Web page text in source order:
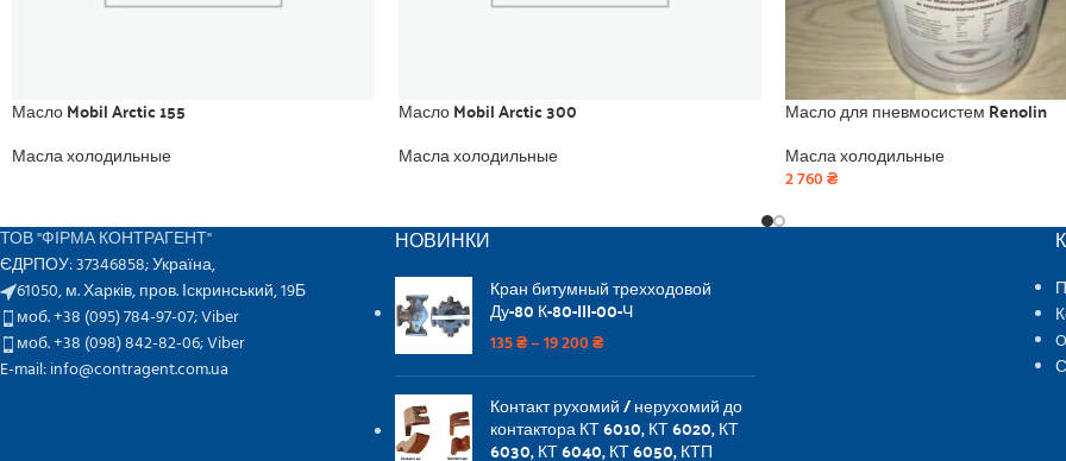
Масло Mobil Arctic 155
Масла холодильные
Масло Mobil Arctic 300
Масла холодильные
Масло для пневмосистем Renolin
Масла холодильные
2 760₴
ТОВ "ФІРМА КОНТРАГЕНТ"
ЄДРПОУ: 37346858; Україна,
61050, м. Харків, пров. Іскринський, 19Б
моб. +38 (095) 784-97-07;Viber
моб. +38 (098) 842-82-06;Viber
E-mail: info@contragent.com.ua
НОВИНКИ
Кран битумный трехходовой
Ду-80 К-80-III-00-Ч
135₴–19 200₴
Контакт рухомий / нерухомий до
контактора КТ 6010, КТ 6020, КТ
6030, КТ 6040, КТ 6050, КТП